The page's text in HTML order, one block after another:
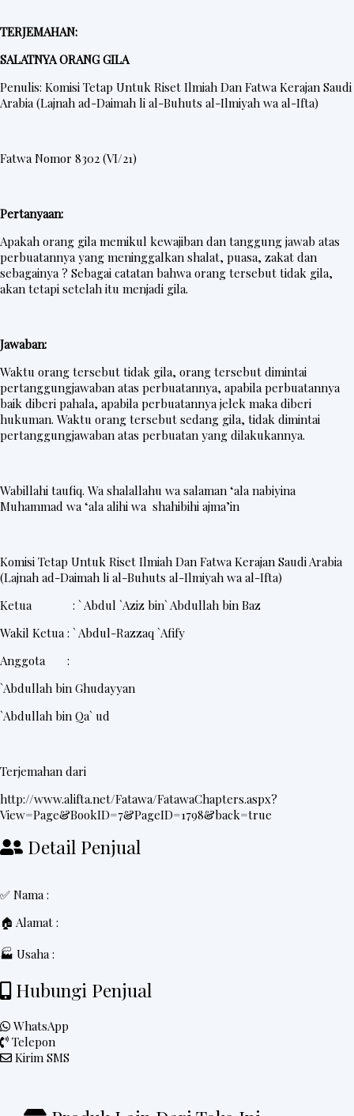
TERJEMAHAN:
SALATNYA ORANG GILA
Penulis: Komisi Tetap Untuk Riset Ilmiah Dan Fatwa Kerajan Saudi
Arabia (Lajnah ad-Daimah li al-Buhuts al-Ilmiyah wa al-Ifta)
Fatwa Nomor 8302 (VI/21)
Pertanyaan:
Apakah orang gila memikul kewajiban dan tanggung jawab atas
perbuatannya yang meninggalkan shalat, puasa, zakat dan
sebagainya ? Sebagai catatan bahwa orang tersebut tidak gila,
akan tetapi setelah itu menjadi gila.
Jawaban:
Waktu orang tersebut tidak gila, orang tersebut dimintai
pertanggungjawaban atas perbuatannya, apabila perbuatannya
baik diberi pahala, apabila perbuatannya jelek maka diberi
hukuman. Waktu orang tersebut sedang gila, tidak dimintai
pertanggungjawaban atas perbuatan yang dilakukannya.
Wabillahi taufiq. Wa shalallahu wa salaman ‘ala nabiyina
Muhammad wa ‘ala alihi wa shahibihi ajma’in
Komisi Tetap Untuk Riset Ilmiah Dan Fatwa Kerajan Saudi Arabia
(Lajnah ad-Daimah li al-Buhuts al-Ilmiyah wa al-Ifta)
Ketua : ` Abdul `Aziz bin` Abdullah bin Baz
Wakil Ketua : ` Abdul-Razzaq `Afify
Anggota :
`Abdullah bin Ghudayyan
`Abdullah bin Qa` ud
Terjemahan dari
http://www.alifta.net/Fatawa/FatawaChapters.aspx?
View=Page&BookID=7&PageID=1798&back=true
Detail Penjual
✅ Nama :
🏠 Alamat :
🏭 Usaha :
Hubungi Penjual
WhatsApp
Telepon
Kirim SMS